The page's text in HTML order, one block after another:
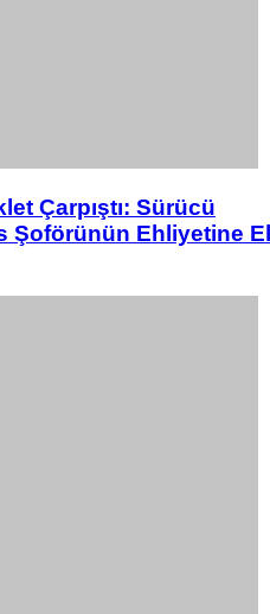
Çarpıştı: Sürücü
Şoförünün Ehliyetine El